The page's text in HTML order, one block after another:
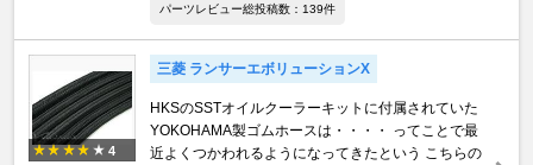
パーツレビュー総投稿数：139件
4
三菱 ランサーエボリューションX
HKSのSSTオイルクーラーキットに付属されていた
YOKOHAMA製ゴムホースは・・・・ ってことで最
近よくつかわれるようになってきたという こちらの